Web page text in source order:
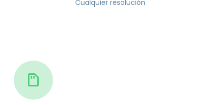
Cualquier resolución